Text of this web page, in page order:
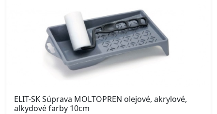
ELIT-SK Súprava MOLTOPREN olejové, akrylové,
alkydové farby 10cm